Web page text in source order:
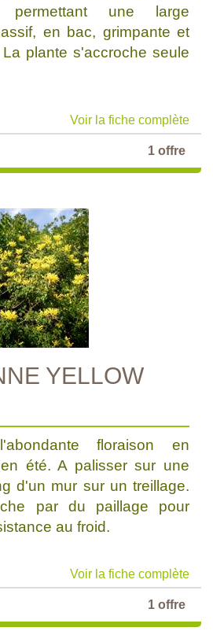
permettant une large
en bac, grimpante et
plante s'accroche seule
Voir la fiche complète
1 offre
YELLOW
floraison en
été. A palisser sur une
d'un mur sur un treillage.
par du paillage pour
au froid.
Voir la fiche complète
1 offre